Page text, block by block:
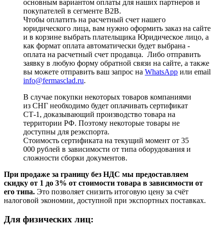
основным вариантом оплаты для наших партнеров и
покупателей в сегменте B2B.
Чтобы оплатить на расчетный счет нашего
юридического лица, вам нужно оформить заказ на сайте
и в корзине выбрать плательщика Юридическое лицо, а
как формат оплата автоматически будет выбрана -
оплата на расчетный счет продавца. Либо отправить
заявку в любую форму обратной связи на сайте, а также
вы можете отправить ваш запрос на WhatsApp или email
info@fermasclad.ru.
В случае покупки некоторых товаров компаниями
из СНГ необходимо будет оплачивать сертификат
СТ-1, доказывающий производство товара на
территории РФ. Поэтому некоторые товары не
доступны для реэкспорта.
Стоимость сертификата на текущий момент от 35
000 рублей в зависимости от типа оборудования и
сложности сборки документов.
При продаже за границу без НДС мы предоставляем
скидку от 1 до 3% от стоимости товара в зависимости от
его типа. Это позволяет снизить итоговую цену за счёт
налоговой экономии, доступной при экспортных поставках.
Для физических лиц: